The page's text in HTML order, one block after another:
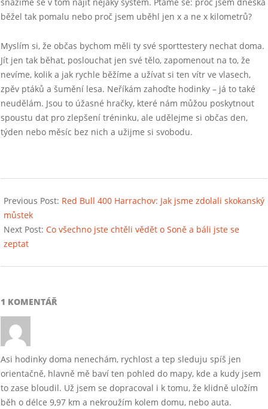
běžel tak pomalu nebo proč jsem uběhl jen x a ne x kilometrů?
Myslím si, že občas bychom měli ty své sporttestery nechat doma.
Jít jen tak běhat, poslouchat jen své tělo, zapomenout na to, že
nevíme, kolik a jak rychle běžíme a užívat si ten vítr ve vlasech,
zpěv ptáků a šumění lesa. Neříkám zahoďte hodinky – já to také
neudělám. Jsou to úžasné hračky, které nám můžou poskytnout
spoustu dat pro zlepšení tréninku, ale udělejme si občas den,
týden nebo měsíc bez nich a užijme si svobodu.
08-
16
Previous Post: Red Bull 400 Harrachov: Jak jsme zdolali skokanský
můstek
Next Post: Co všechno jste chtěli vědět o Soně a báli jste se
zeptat
1 KOMENTÁŘ
Asi hodinky doma nenechám, rychlost a tep sleduju spíš jen
orientačně, hlavně mě baví ten pohled do mapy, kde a kudy jsem
to zase bloudil. Už jsem se dopracoval i k tomu, že klidně uložím
běh o délce 9,97 km a nekroužím kolem domu, nebo auta.